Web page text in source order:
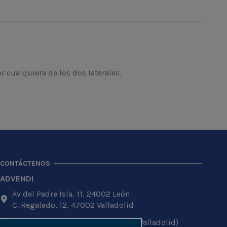
cualquiera de los dos laterales.
CONTÁCTENOS
ADVENDI
Av del Padre Isla, 11, 24002 León
C. Regalado, 12, 47002 Valladolid
987 272 633 (León) / 983 210 543 (Valladolid)